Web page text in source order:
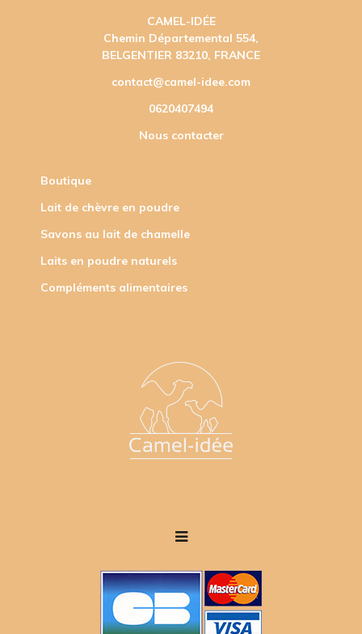
CAMEL-IDÉE
Chemin Départemental 554,
BELGENTIER 83210, FRANCE
contact@camel-idee.com
0620407494
Nous contacter
Boutique
Lait de chèvre en poudre
Savons au lait de chamelle
Laits en poudre naturels
Compléments alimentaires